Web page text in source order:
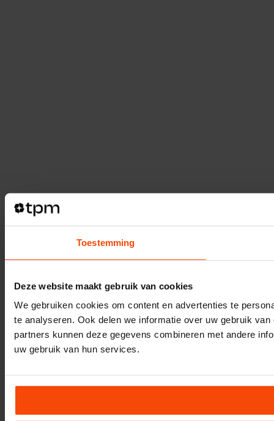
Toestemming
Deze website maakt gebruik van cookies
We gebruiken cookies om content en advertenties te
te analyseren. Ook delen we informatie over uw gebruik
partners kunnen deze gegevens combineren met andere
uw gebruik van hun services.